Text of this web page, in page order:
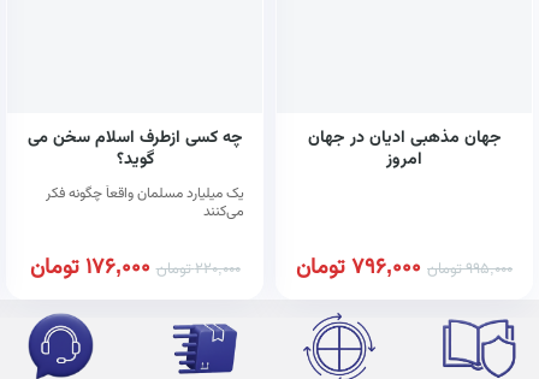
جهان مذهبی ادیان در جهان
امروز
995,000تومان 796,000تومان
چه کسی ازطرف اسلام سخن می
گوید؟
یک میلیارد مسلمان واقعاً چگونه فکر
می‌کنند
220,000تومان 176,000تومان